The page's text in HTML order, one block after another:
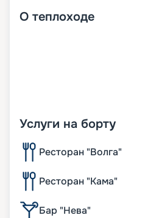
О теплоходе
Услуги на борту
Ресторан "Волга"
Ресторан "Кама"
Бар "Нева"